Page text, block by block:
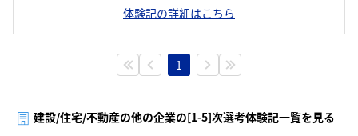
体験記の詳細はこちら
1
建設/住宅/不動産の他の企業の[1-5]次選考体験記一覧を見る